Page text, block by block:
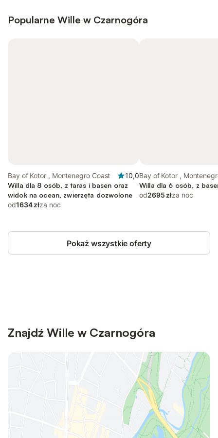
Popularne Wille w Czarnogóra
Bay of Kotor , Montenegro Coast
10,0
Willa dla 8 osób, z taras i basen oraz
widok na ocean, zwierzęta dozwolone
od1634 złza noc
Bay of Kotor ,
Willa dla 6 osób, z
od2695 złza noc
Pokaż wszystkie oferty
Znajdź Wille w Czarnogóra